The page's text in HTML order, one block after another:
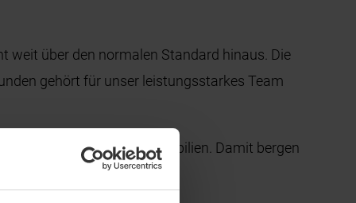
weit über den normalen Standard hinaus. Die
gehört für unser leistungsstarkes Team
von Gewerbeimmobilien. Damit bergen